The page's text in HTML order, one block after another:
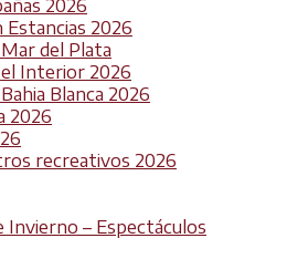
2026
Estancias 2026
del Plata
el Interior 2026
Blanca 2026
2026
recreativos 2026
Invierno – Espectáculos